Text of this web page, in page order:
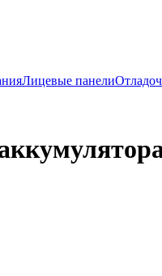
Лицевые панели